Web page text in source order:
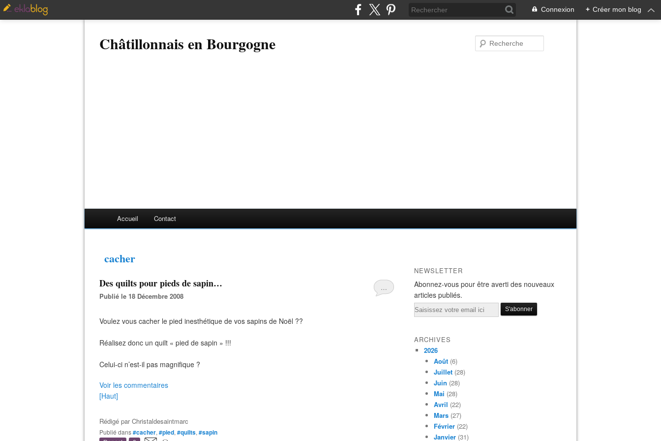
Connexion + Créer mon blog
Châtillonnais en Bourgogne
Accueil Contact
cacher
…
Des quilts pour pieds de sapin…
Publié le 18 Décembre 2008
Voulez vous cacher le pied inesthétique de vos sapins de Noël ??
Réalisez donc un quilt « pied de sapin » !!!
Celui-ci n’est-il pas magnifique ?
Voir les commentaires
[Haut]
Rédigé parChristaldesaintmarc
Publié dans#cacher, #pied, #quilts, #sapin
NEWSLETTER
Abonnez-vous pour être averti des nouveaux
articles publiés.
Email
ARCHIVES
2026
Août (6)
Juillet (28)
Juin (28)
Mai (28)
Avril (22)
Mars (27)
Février (22)
Janvier (31)